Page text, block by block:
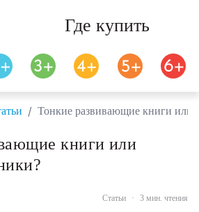
Где купить
/ Тонкие развивающие книги или
книги или
Статьи · 3 мин. чтения